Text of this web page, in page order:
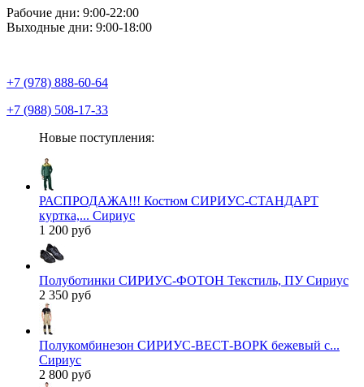
Рабочие дни: 9:00-22:00
Выходные дни: 9:00-18:00
+7 (978) 888-60-64
+7 (988) 508-17-33
Новые поступления:
РАСПРОДАЖА!!! Костюм СИРИУС-СТАНДАРТ
куртка,... Сириус
1 200 руб
Полуботинки СИРИУС-ФОТОН Текстиль, ПУ Сириус
2 350 руб
Полукомбинезон СИРИУС-ВЕСТ-ВОРК бежевый с...
Сириус
2 800 руб